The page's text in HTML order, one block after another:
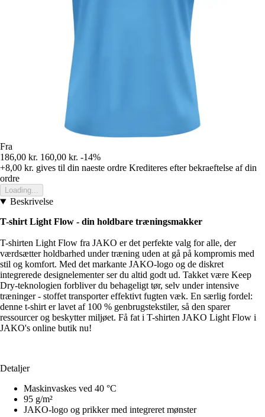
Fra
186,00 kr. 160,00 kr. -14%
+8,00 kr. gives til din naeste ordre Krediteres efter bekraeftelse af din
ordre
Loading...
Beskrivelse
T-shirt Light Flow - din holdbare træningsmakker
T-shirten Light Flow fra JAKO er det perfekte valg for alle, der
værdsætter holdbarhed under træning uden at gå på kompromis med
stil og komfort. Med det markante JAKO-logo og de diskret
integrerede designelementer ser du altid godt ud. Takket være Keep
Dry-teknologien forbliver du behageligt tør, selv under intensive
træninger - stoffet transporter effektivt fugten væk. En særlig fordel:
denne t-shirt er lavet af 100 % genbrugstekstiler, så den sparer
ressourcer og beskytter miljøet. Få fat i T-shirten JAKO Light Flow i
JAKO's online butik nu!
Detaljer
Maskinvaskes ved 40 °C
95 g/m²
JAKO-logo og prikker med integreret mønster